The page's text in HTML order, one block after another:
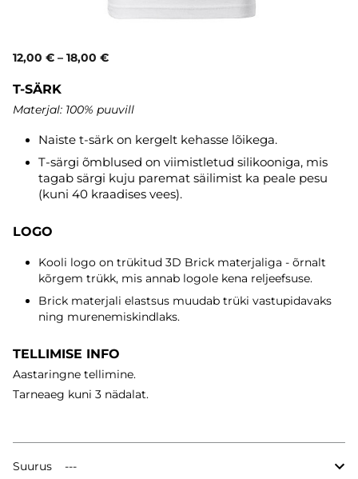
12,00 € – 18,00 €
T-SÄRK
Materjal: 100% puuvill
Naiste t-särk on kergelt kehasse lõikega.
T-särgi õmblused on viimistletud silikooniga, mis
tagab särgi kuju paremat säilimist ka peale pesu
(kuni 40 kraadises vees).
LOGO
Kooli logo on trükitud 3D Brick materjaliga - õrnalt
kõrgem trükk, mis annab logole kena reljeefsuse.
Brick materjali elastsus muudab trüki vastupidavaks
ning murenemiskindlaks.
TELLIMISE INFO
Aastaringne tellimine.
Tarneaeg kuni 3 nädalat.
Suurus